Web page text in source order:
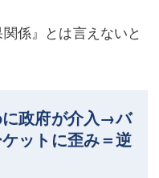
係』とは言えないと
政府が介入→バ
ットに歪み＝逆